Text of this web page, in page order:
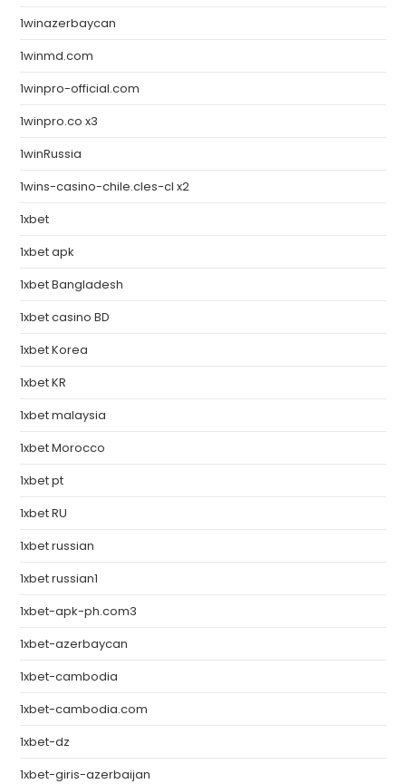
1winazerbaycan
1winmd.com
1winpro-official.com
1winpro.co x3
1winRussia
1wins-casino-chile.cles-cl x2
1xbet
1xbet apk
1xbet Bangladesh
1xbet casino BD
1xbet Korea
1xbet KR
1xbet malaysia
1xbet Morocco
1xbet pt
1xbet RU
1xbet russian
1xbet russian1
1xbet-apk-ph.com3
1xbet-azerbaycan
1xbet-cambodia
1xbet-cambodia.com
1xbet-dz
1xbet-giris-azerbaijan